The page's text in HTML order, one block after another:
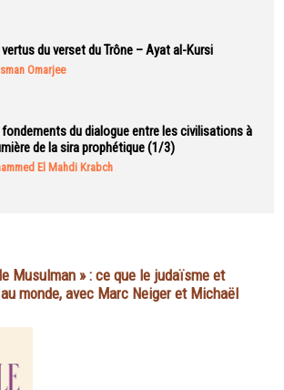
du verset du Trône – Ayat al-Kursi
Omarjee
fondements du dialogue entre les civilisations à
de la sira prophétique (1/3)
El Mahdi Krabch
Musulman » : ce que le judaïsme et
monde, avec Marc Neiger et Michaël